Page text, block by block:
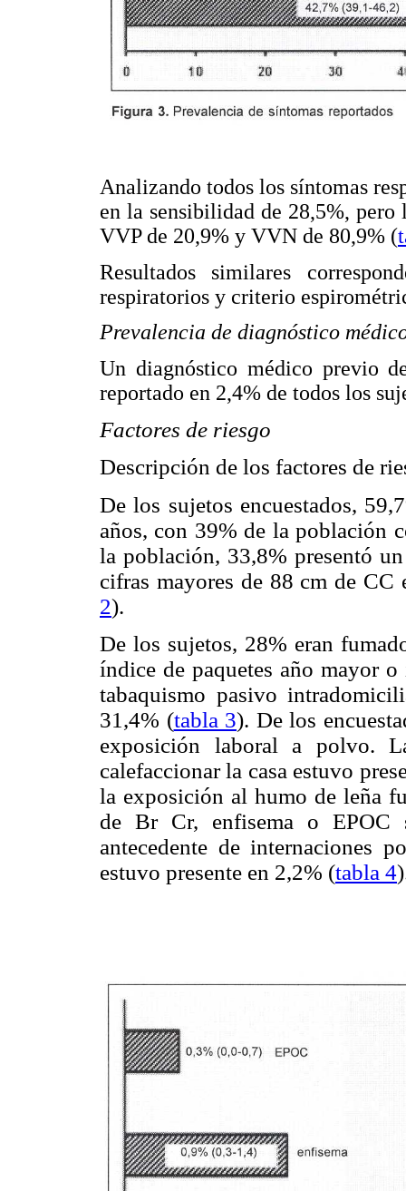
Analizando todos los síntomas
en la sensibilidad de 28,5%,
VVP de 20,9% y VVN de 80,9% (
Resultados similares
respiratorios y criterio
Prevalencia de diagnóstico
Un diagnóstico médico previo
reportado en 2,4% de todos los
Factores de riesgo
Descripción de los factores de
De los sujetos encuestados,
años, con 39% de la población
la población, 33,8% presentó
cifras mayores de 88 cm de
2).
De los sujetos, 28% eran
índice de paquetes año mayor
tabaquismo pasivo
31,4% (tabla 3). De los
exposición laboral a polvo.
calefaccionar la casa estuvo
la exposición al humo de leña
de Br Cr, enfisema o EPOC
antecedente de internaciones
estuvo presente en 2,2% (tabla 4